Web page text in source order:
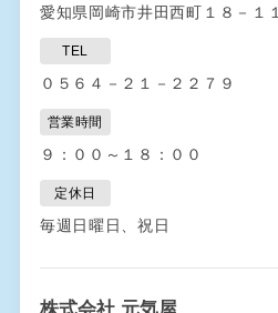
愛知県岡崎市井田西町１８－１１
TEL
０５６４－２１－２２７９
営業時間
９：００～１８：００
定休日
毎週日曜日、祝日
株式会社 元気屋